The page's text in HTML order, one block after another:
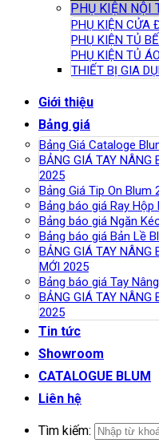
PHỤ KIỆN NỘI
PHỤ KIỆN CỬA
PHỤ KIỆN TỦ
PHỤ KIỆN TỦ ÁO
THIẾT BỊ GIA
Giới thiệu
Bảng giá
Bảng Giá Cataloge
BẢNG GIÁ TAY NÂNG
2025
Bảng Giá Tip On Blum
Bảng báo giá Ray
Bảng báo giá Ngăn
Bảng báo giá Bản Lề
BẢNG GIÁ TAY NÂNG
MỚI 2025
Bảng báo giá Tay
BẢNG GIÁ TAY NÂNG
2025
Tin tức
Showroom
CATALOGUE BLUM
Liên hệ
Tìm kiếm: